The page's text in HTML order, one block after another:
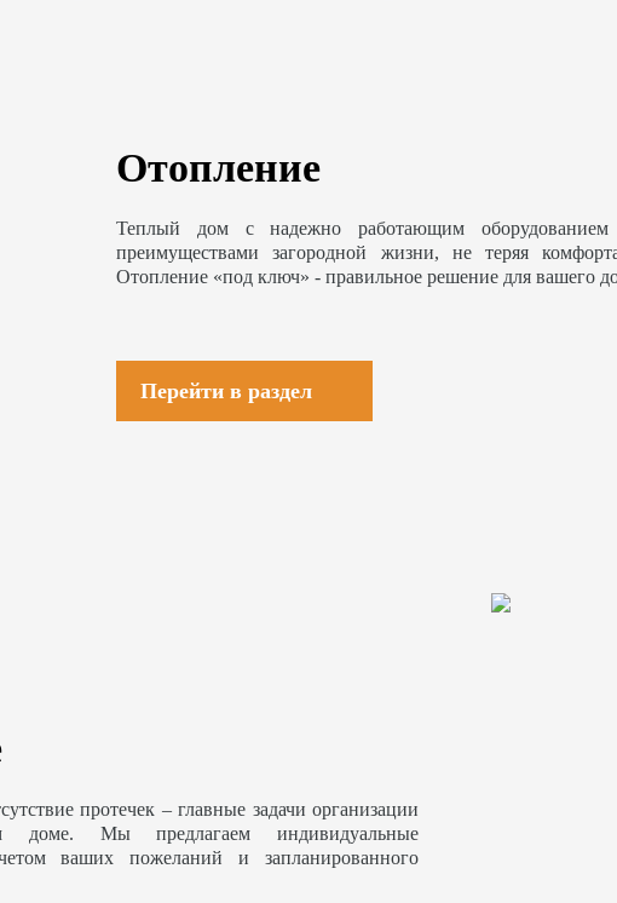
Отопление
Теплый дом с надежно работающим оборудованием
преимуществами загородной жизни, не теряя
Отопление «под ключ» - правильное решение для вашего
Перейти в раздел
протечек – главные задачи организации
доме. Мы предлагаем индивидуальные
ваших пожеланий и запланированного